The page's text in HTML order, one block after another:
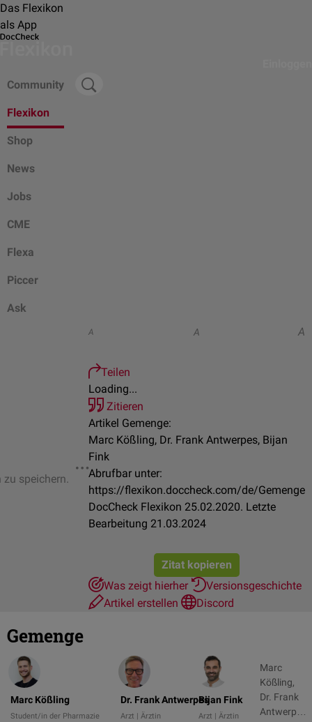
Das Flexikon
als App
Community
Flexikon
Shop
News
Jobs
CME
Flexa
Piccer
Ask
speichern.
A A A
Teilen
Loading...
Zitieren
Artikel Gemenge:
Marc Kößling, Dr. Frank Antwerpes, Bijan
Fink
Abrufbar unter:
https://flexikon.doccheck.com/de/Gemenge
DocCheck Flexikon 25.02.2020. Letzte
Bearbeitung 21.03.2024
Zitat kopieren
Was zeigt hierher
Versionsgeschichte
Artikel erstellen
Discord
Gemenge
Marc Kößling
Student/in der Pharmazie
Dr. Frank Antwerpes
Arzt | Ärztin
Bijan Fink
Arzt | Ärztin
Marc
Kößling,
Dr. Frank
Antwerpes